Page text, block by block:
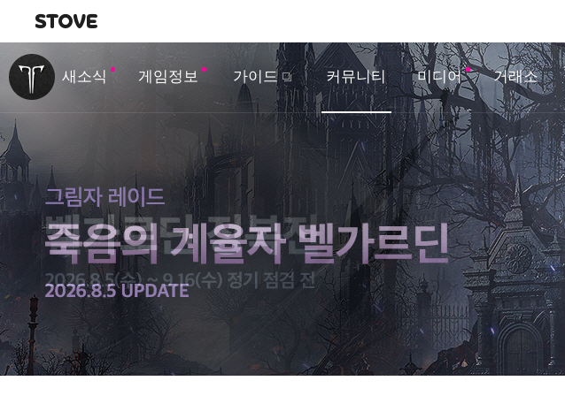
내비게이션
새소식 게임정보 가이드 커뮤니티 미디어 거래소
벤
트
&
업
데
이
트